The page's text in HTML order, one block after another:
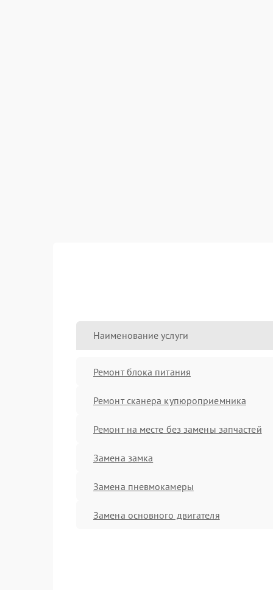
Наименование услуги
Ремонт блока питания
Ремонт сканера купюроприемника
Ремонт на месте без замены запчастей
Замена замка
Замена пневмокамеры
Замена основного двигателя